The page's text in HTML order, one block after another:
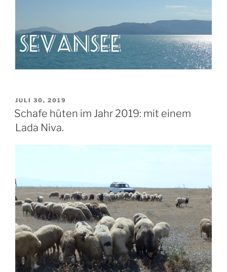
VERÖFFENTLICHT
AM
JULI 30, 2019
Schafe hüten im Jahr 2019: mit einem
Lada Niva.